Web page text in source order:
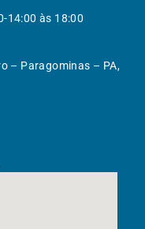
14:00 às 18:00
– Paragominas – PA,